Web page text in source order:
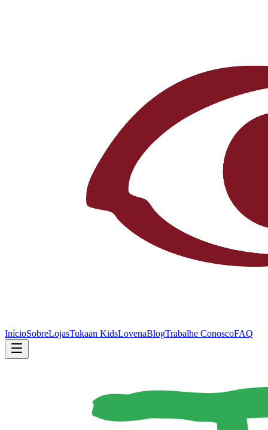
InícioSobreLojasTukaan KidsLovenaBlogTrabalhe ConoscoFAQ